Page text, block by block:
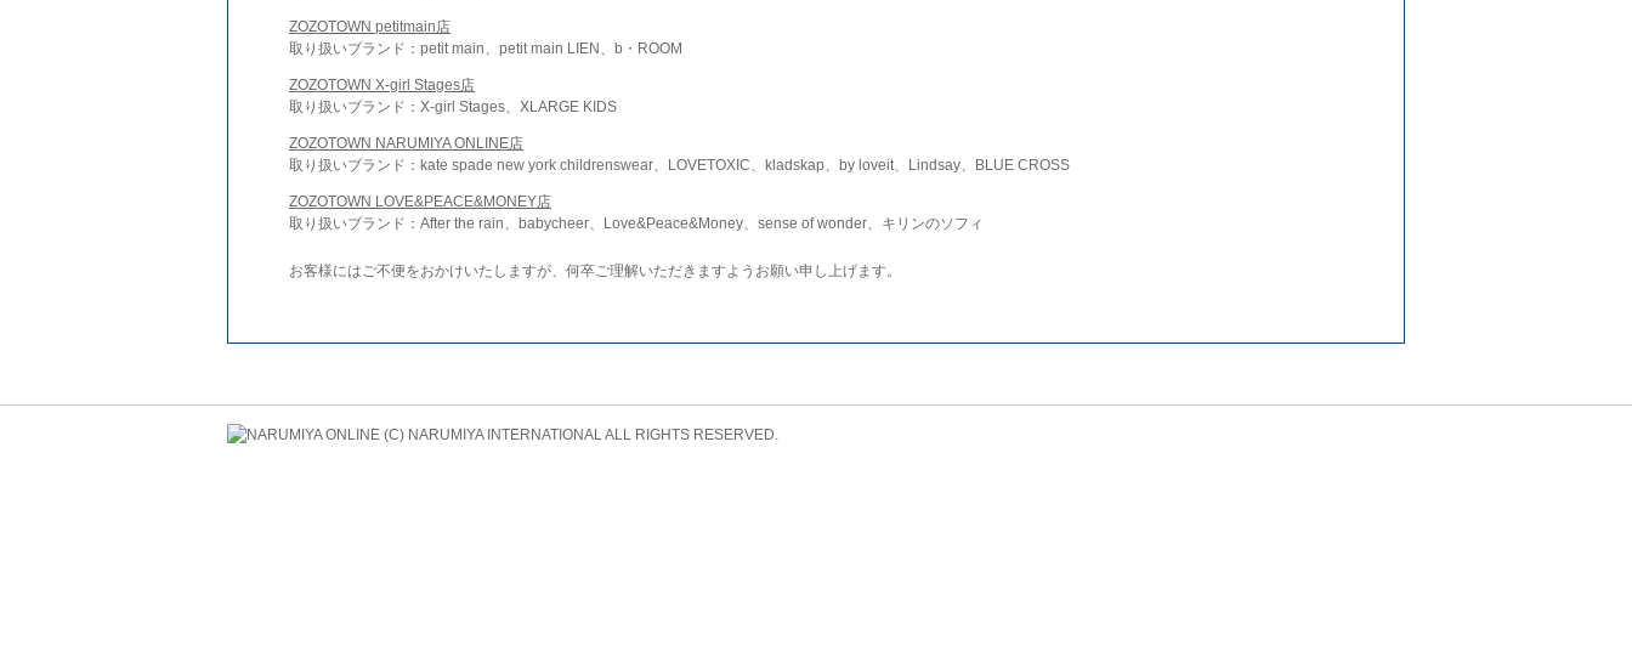
ZOZOTOWN petitmain店
取り扱いブランド：petit main、petit main LIEN、b・ROOM
ZOZOTOWN X-girl Stages店
取り扱いブランド：X-girl Stages、XLARGE KIDS
ZOZOTOWN NARUMIYA ONLINE店
取り扱いブランド：kate spade new york childrenswear、LOVETOXIC、kladskap、by loveit、Lindsay、BLUE CROSS
ZOZOTOWN LOVE&PEACE&MONEY店
取り扱いブランド：After the rain、babycheer、Love&Peace&Money、sense of wonder、キリンのソフィ
お客様にはご不便をおかけいたしますが、何卒ご理解いただきますようお願い申し上げます。